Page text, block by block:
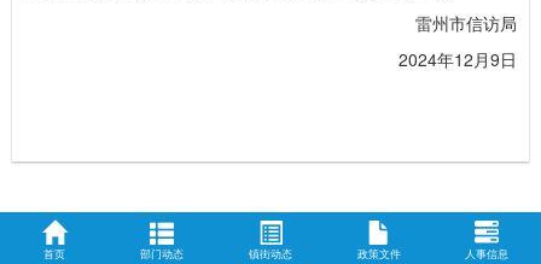
雷州市信访局
2024年12月9日
首页 部门动态 镇街动态 政策文件 人事信息